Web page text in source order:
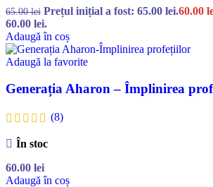
65.00lei Prețul inițial a fost: 65.00 lei.60.00
60.00 lei.
Adaugă în coș
Adaugă la favorite
Generația Aharon – Împlinirea
(8)
În stoc
60.00 lei
Adaugă în coș